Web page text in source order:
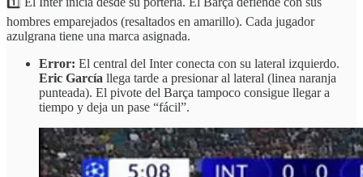
hombres emparejados (resaltados en amarillo). Cada jugador
azulgrana tiene una marca asignada.
Error: El central del Inter conecta con su lateral izquierdo.
Eric García llega tarde a presionar al lateral (linea naranja
punteada). El pivote del Barça tampoco consigue llegar a
tiempo y deja un pase “fácil”.